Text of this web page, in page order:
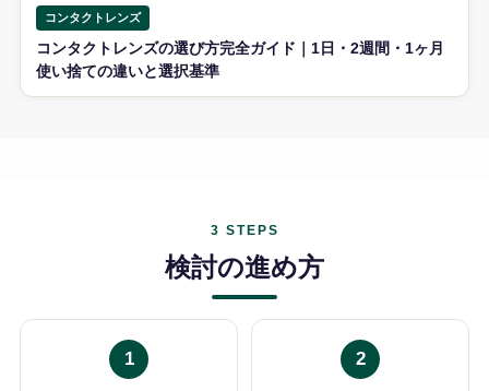
コンタクトレンズ
コンタクトレンズの選び方完全ガイド｜1日・2週間・1ヶ月
使い捨ての違いと選択基準
3 STEPS
検討の進め方
1 2